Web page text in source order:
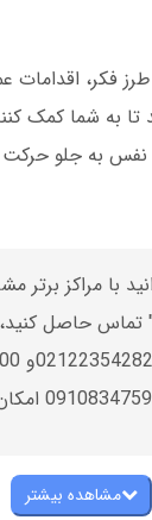
فکر، اقدامات
تا به شما کمک
نفس به جلو
با مراکز برتر
تماس حاصل
مشاهده بیشتر